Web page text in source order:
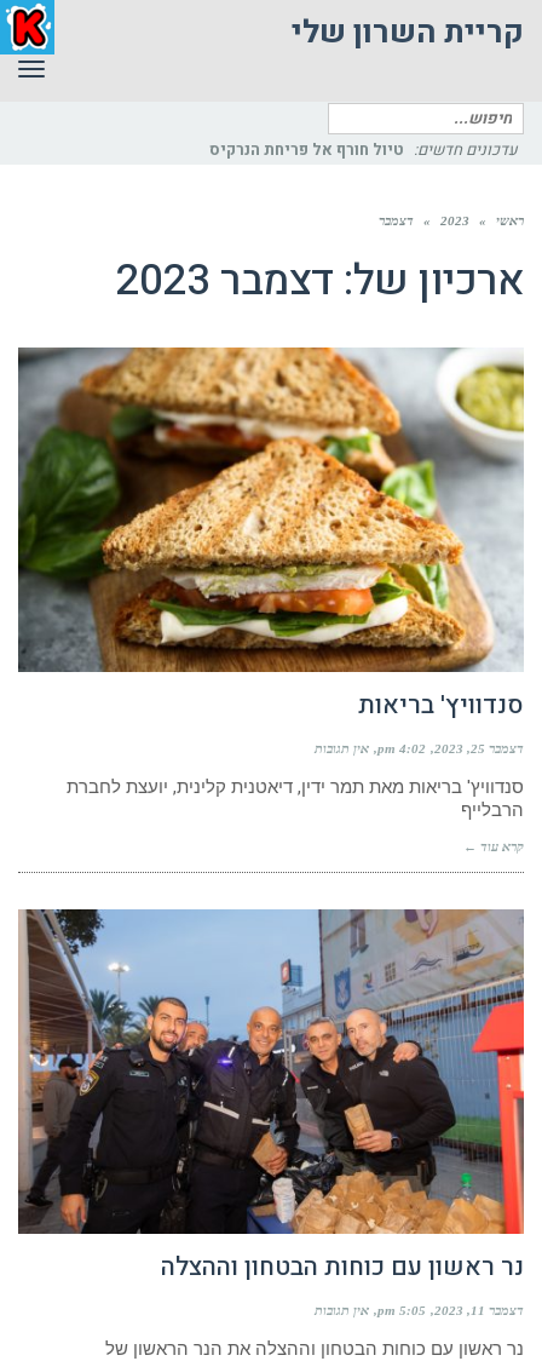
קריית השרון שלי
חיפוש
עבור:
עדכונים חדשים: טיול חורף אל פריחת הנרקיס
ראשי »
2023
» דצמבר
ארכיון של: דצמבר 2023
סנדוויץ' בריאות
דצמבר 25, 2023 4:02 pm אין תגובות
סנדוויץ' בריאות​ מאת תמר ידין, דיאטנית קלינית, יועצת לחברת
הרבלייף
קרא עוד ←
נר ראשון עם כוחות הבטחון וההצלה
דצמבר 11, 2023 5:05 pm אין תגובות
נר ראשון עם כוחות הבטחון וההצלה את הנר הראשון של